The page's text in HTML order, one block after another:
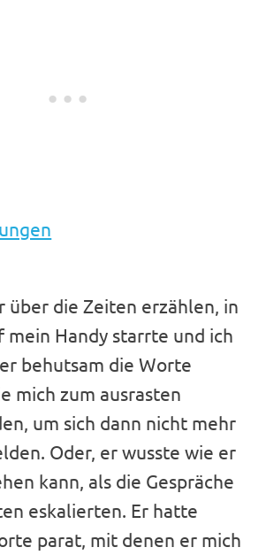
über die Zeiten erzählen, in
mein Handy starrte und ich
behutsam die Worte
mich zum ausrasten
um sich dann nicht mehr
Oder, er wusste wie er
kann, als die Gespräche
eskalierten. Er hatte
parat, mit denen er mich